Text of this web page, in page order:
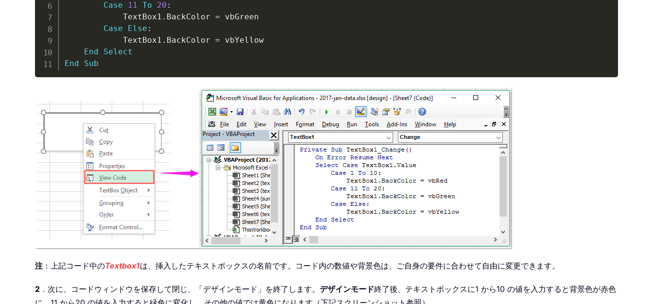
Case
11 To 20 :
            TextBox1
. BackColor = vbGreen
Case
Else :
            TextBox1
. BackColor = vbYellow
End
Select
End
Sub
注 ：上記コード中のTextbox1は、挿入したテキストボックスの名前です。コード内の数値や背景色は、ご自身の要件に合わせて自由に変更できます。
2 ．次に、コードウィンドウを保存して閉じ、「デザインモード」を終了します。 デザインモード終了後、テキストボックスに1 から10 の値を入力すると背景色が赤色